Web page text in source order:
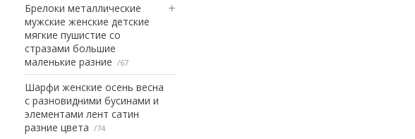
Брелоки металлические
мужские женские детские
мягкие пушистие со
стразами большие
маленькие разние
67
Шарфи женские осень весна
с разновидними бусинами и
элементами лент сатин
разние цвета
74